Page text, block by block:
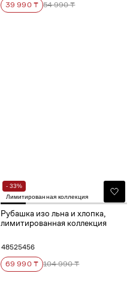
39 990 ₸ 54 990 ₸
- 33%
Лимитированная коллекция
Рубашка изо льна и хлопка,
лимитированная коллекция
48525456
69 990 ₸ 104 990 ₸